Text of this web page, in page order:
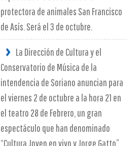
protectora de animales San Francisco
de Asís. Será el 3 de octubre.
La Dirección de Cultura y el
Conservatorio de Música de la
intendencia de Soriano anuncian para
el viernes 2 de octubre a la hora 21 en
el teatro 28 de Febrero, un gran
espectáculo que han denominado
“Cultura Joven en vivo y Jorge Gatto”.